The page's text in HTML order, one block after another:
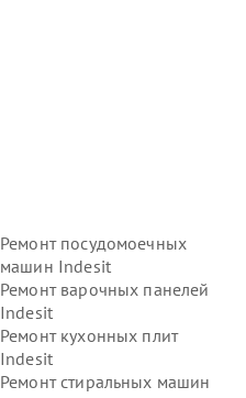
Ремонт посудомоечных
машин Indesit
Ремонт варочных панелей
Indesit
Ремонт кухонных плит
Indesit
Ремонт стиральных машин